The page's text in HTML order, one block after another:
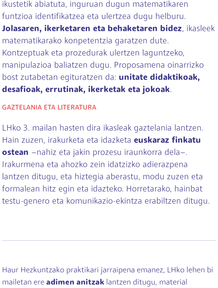
ikustetik abiatuta, inguruan dugun matematikaren
funtzioa identifikatzea eta ulertzea dugu helburu.
Jolasaren, ikerketaren eta behaketaren bidez, ikasleek
matematikarako konpetentzia garatzen dute.
Kontzeptuak eta prozedurak ulertzen laguntzeko,
manipulazioa baliatzen dugu. Proposamena oinarrizko
bost zutabetan egituratzen da: unitate didaktikoak,
desafioak, errutinak, ikerketak eta jokoak.
GAZTELANIA ETA LITERATURA
LHko 3. mailan hasten dira ikasleak gaztelania lantzen.
Hain zuzen, irakurketa eta idazketa euskaraz finkatu
ostean –nahiz eta jakin prozesu iraunkorra dela–.
Irakurmena eta ahozko zein idatzizko adierazpena
lantzen ditugu, eta hiztegia aberastu, modu zuzen eta
formalean hitz egin eta idazteko. Horretarako, hainbat
testu-genero eta komunikazio-ekintza erabiltzen ditugu.
Haur Hezkuntzako praktikari jarraipena emanez, LHko lehen bi
mailetan ere adimen anitzak lantzen ditugu, material